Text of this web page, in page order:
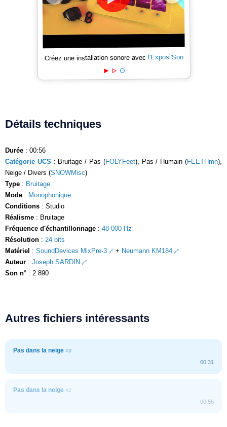
Créez une installation sonore avec l'Exposi'Son
Détails techniques
Durée : 00:56
Catégorie UCS : Bruitage / Pas (FOLYFeet), Pas / Humain (FEETHmn),
Neige / Divers (SNOWMisc)
Type : Bruitage
Mode : Monophonique
Conditions : Studio
Réalisme : Bruitage
Fréquence d'échantillonnage : 48 000 Hz
Résolution : 24 bits
Matériel : SoundDevices MixPre-3 + Neumann KM184
Auteur : Joseph SARDIN
Son n° : 2 890
Autres fichiers intéressants
Pas dans la neige #3
00:31
Pas dans la neige #2
00:56